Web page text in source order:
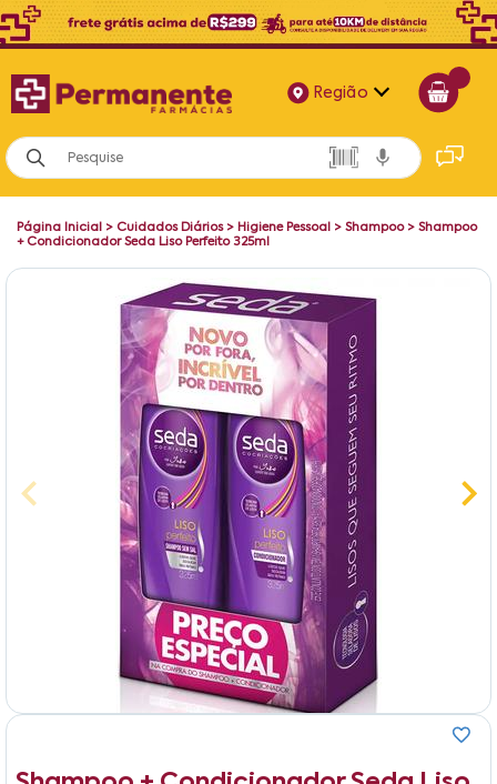
Região
Alagoas
Bahia
Página Inicial > Cuidados Diários> Higiene Pessoal > Shampoo> Shampoo
+ Condicionador Seda Liso Perfeito 325ml